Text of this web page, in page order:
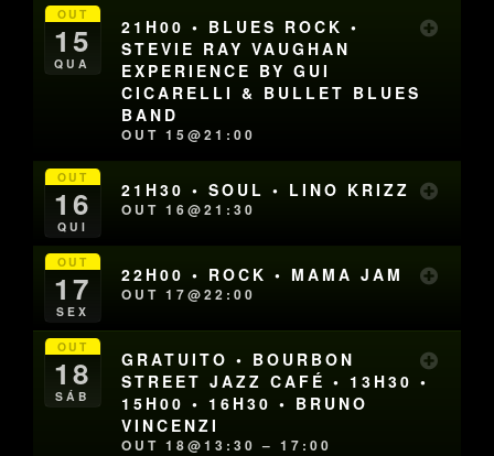
OUT
15
QUA
21H00 • BLUES ROCK •
STEVIE RAY VAUGHAN
EXPERIENCE BY GUI
CICARELLI & BULLET BLUES
BAND
OUT 15@21:00
OUT
16
QUI
21H30 • SOUL • LINO KRIZZ
OUT 16@21:30
OUT
17
SEX
22H00 • ROCK • MAMA JAM
OUT 17@22:00
OUT
18
SÁB
GRATUITO • BOURBON
STREET JAZZ CAFÉ • 13H30 •
15H00 • 16H30 • BRUNO
VINCENZI
OUT 18@13:30 – 17:00